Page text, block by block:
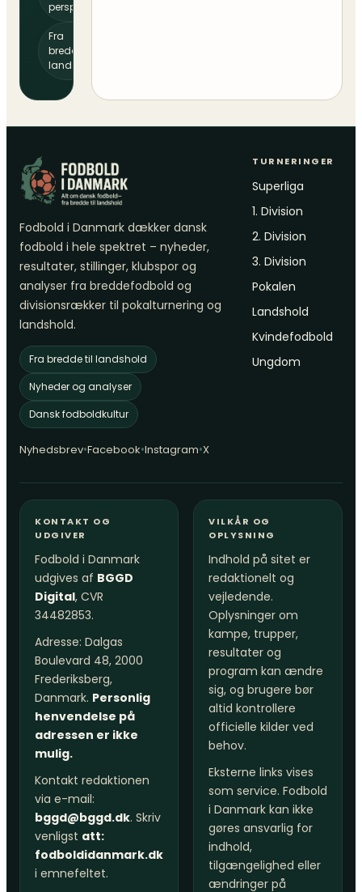
perspektiv
Fra
bredde til
landshold
Fodbold i Danmark dækker dansk
fodbold i hele spektret – nyheder,
resultater, stillinger, klubspor og
analyser fra breddefodbold og
divisionsrækker til pokalturnering og
landshold.
Fra bredde til landshold
Nyheder og analyser
Dansk fodboldkultur
Nyhedsbrev•Facebook•Instagram•X
TURNERINGER
Superliga
1. Division
2. Division
3. Division
Pokalen
Landshold
Kvindefodbold
Ungdom
KONTAKT OG
UDGIVER
Fodbold i Danmark
udgives af BGGD
Digital, CVR
34482853.
Adresse: Dalgas
Boulevard 48, 2000
Frederiksberg,
Danmark. Personlig
henvendelse på
adressen er ikke
mulig.
Kontakt redaktionen
via e-mail:
bggd@bggd.dk. Skriv
venligst att:
fodboldidanmark.dk
i emnefeltet.
VILKÅR OG
OPLYSNING
Indhold på sitet er
redaktionelt og
vejledende.
Oplysninger om
kampe, trupper,
resultater og
program kan ændre
sig, og brugere bør
altid kontrollere
officielle kilder ved
behov.
Eksterne links vises
som service. Fodbold
i Danmark kan ikke
gøres ansvarlig for
indhold,
tilgængelighed eller
ændringer på